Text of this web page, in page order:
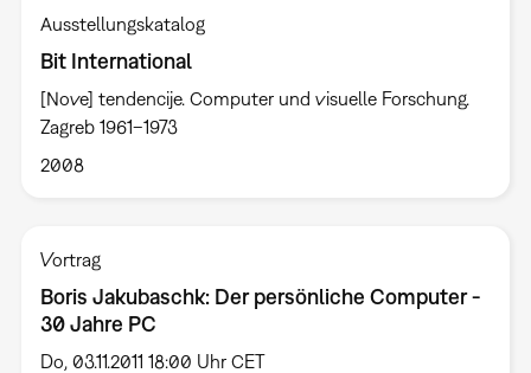
Ausstellungskatalog
Bit International
[Nove] tendencije. Computer und visuelle Forschung.
Zagreb 1961–1973
2008
Vortrag
Boris Jakubaschk: Der persönliche Computer -
30 Jahre PC
Do, 03.11.2011 18:00 Uhr CET